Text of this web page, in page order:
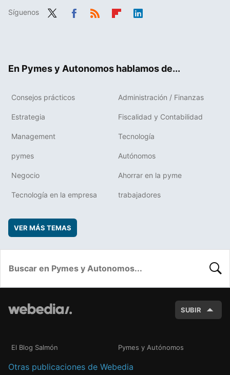
Síguenos
En Pymes y Autonomos hablamos de...
Consejos prácticos Administración / Finanzas
Estrategia Fiscalidad y Contabilidad
Management Tecnología
pymes Autónomos
Negocio Ahorrar en la pyme
Tecnología en la empresa trabajadores
VER MÁS TEMAS
SUBIR
El Blog Salmón Pymes y Autónomos
Otras publicaciones de Webedia